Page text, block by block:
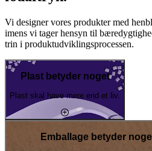
Vi designer vores produkter med
imens vi tager hensyn til
trin i produktudviklingsprocessen.
Plast betyder noget
Plast skal have mere end et liv.
Emballage betyder